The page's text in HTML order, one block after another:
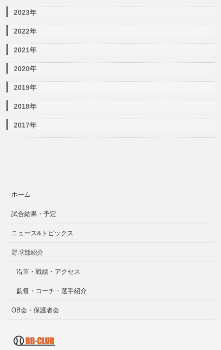
2023年
2022年
2021年
2020年
2019年
2018年
2017年
ホーム
試合結果・予定
ニュース&トピックス
野球部紹介
沿革・戦績・アクセス
監督・コーチ・選手紹介
OB会・保護者会